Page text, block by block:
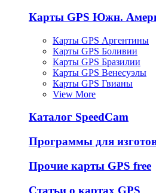
Карты GPS Южн.
Карты GPS Аргентины
Карты GPS Боливии
Карты GPS Бразилии
Карты GPS Венесуэлы
Карты GPS Гвианы
View More
Каталог SpeedCam
Программы для
Прочие карты GPS free
Статьи о картах GPS